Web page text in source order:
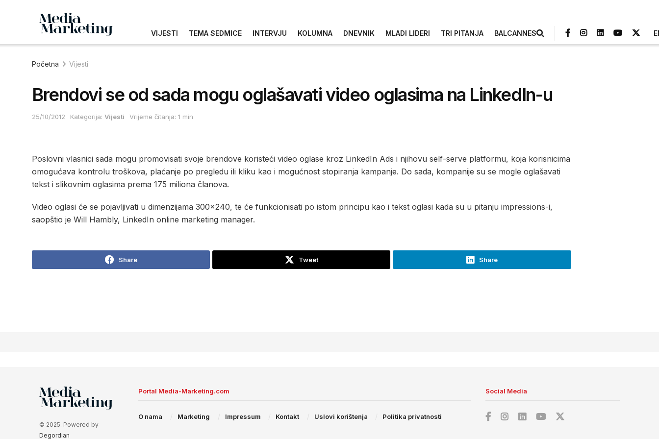
VIJESTI TEMA SEDMICE INTERVJU KOLUMNA DNEVNIK MLADI LIDERI TRI PITANJA BALCANNES
Početna Vijesti
Brendovi se od sada mogu oglašavati video oglasima na LinkedIn-u
25/10/2012 Kategorija: Vijesti Vrijeme čitanja: 1 min
Poslovni vlasnici sada mogu promovisati svoje brendove koristeći video oglase kroz LinkedIn Ads i njihovu self-serve platformu, koja korisnicima
omogućava kontrolu troškova, plaćanje po pregledu ili kliku kao i mogućnost stopiranja kampanje. Do sada, kompanije su se mogle oglašavati
tekst i slikovnim oglasima prema 175 miliona članova.
Video oglasi će se pojavljivati u dimenzijama 300×240, te će funkcionisati po istom principu kao i tekst oglasi kada su u pitanju impressions-i,
saopštio je Will Hambly, LinkedIn online marketing manager.
Share Tweet Share
© 2025. Powered by
Degordian
Portal Media-Marketing.com
O nama Marketing Impressum Kontakt Uslovi korištenja Politika privatnosti
Social Media